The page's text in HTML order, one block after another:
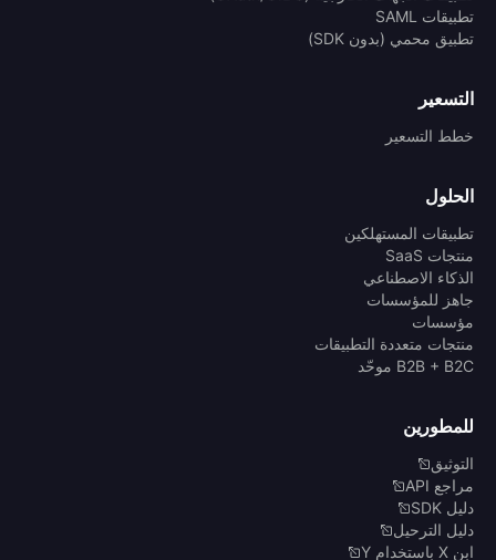
تطبيقات SAML
تطبيق محمي (بدون SDK)
التسعير
خطط التسعير
الحلول
تطبيقات المستهلكين
منتجات SaaS
الذكاء الاصطناعي
جاهز للمؤسسات
مؤسسات
منتجات متعددة التطبيقات
B2B + B2C موحّد
للمطورين
التوثيق
مراجع API
دليل SDK
دليل الترحيل
ابنِ X باستخدام Y